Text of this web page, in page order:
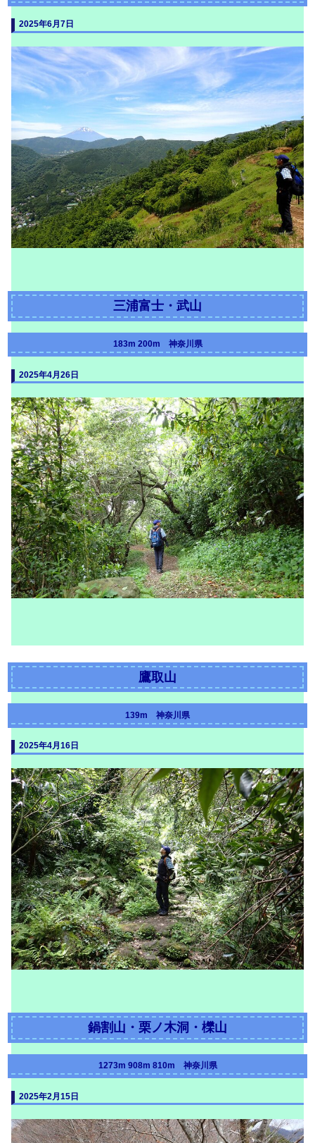
2025年6月7日
三浦富士・武山
183m 200m 神奈川県
2025年4月26日
鷹取山
139m 神奈川県
2025年4月16日
鍋割山・栗ノ木洞・櫟山
1273m 908m 810m 神奈川県
2025年2月15日